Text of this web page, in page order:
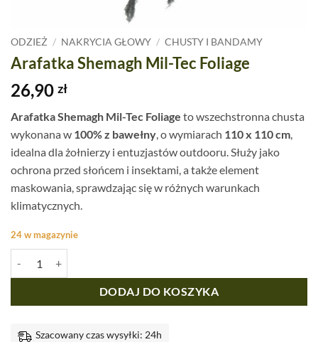
ODZIEŻ / NAKRYCIA GŁOWY / CHUSTY I BANDAMY
Arafatka Shemagh Mil-Tec Foliage
26,90 zł
Arafatka Shemagh Mil-Tec Foliage to wszechstronna chusta
wykonana w 100% z bawełny , o wymiarach 110 x 110 cm
idealna dla żołnierzy i entuzjastów outdooru. Służy jako
ochrona przed słońcem i insektami, a także element
maskowania, sprawdzając się w różnych warunkach
klimatycznych.
24 w magazynie
DODAJ DO KOSZYKA
Szacowany czas wysyłki: 24h